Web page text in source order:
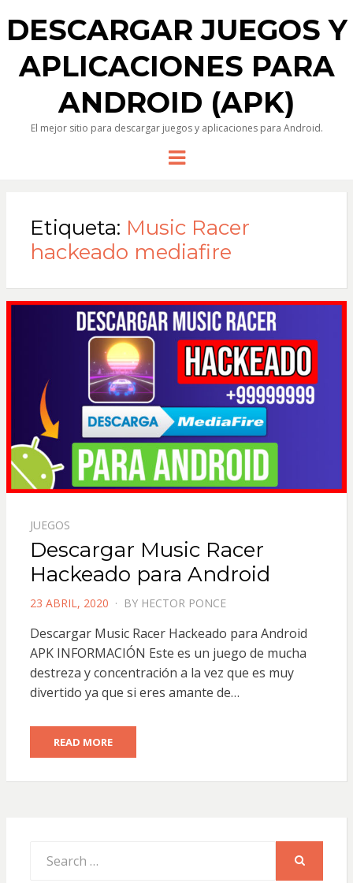
DESCARGAR JUEGOS Y
APLICACIONES PARA
ANDROID (APK)
El mejor sitio para descargar juegos y aplicaciones para Android.
Menu
Etiqueta: Music Racer
hackeado mediafire
JUEGOS
Descargar Music Racer
Hackeado para Android
POSTED
23 ABRIL, 2020 BY HECTOR PONCE
Descargar Music Racer Hackeado para Android
APK INFORMACIÓN Este es un juego de mucha
destreza y concentración a la vez que es muy
divertido ya que si eres amante de…
READ MORE
for: